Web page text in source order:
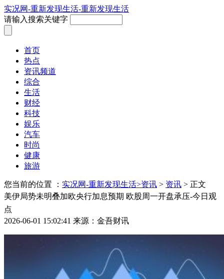
实况网-重新发现生活-重新发现生活
请输入搜索关键字
首页
热点
资讯频道
综合
生活
财经
科技
娱乐
汽车
时尚
健康
旅游
您当前的位置 ： 实况网-重新发现生活>资讯 > 资讯 > 正文
美伊局势未明叠加欧央行加息预期 欧股周一开盘承压-今日观
点
2026-06-01 15:02:41 来源：金吾财讯